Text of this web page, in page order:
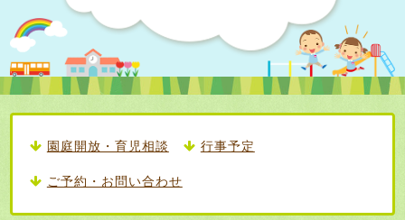
園庭開放・育児相談 行事予定
ご予約・お問い合わせ